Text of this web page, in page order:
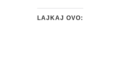
LAJKAJ OVO: